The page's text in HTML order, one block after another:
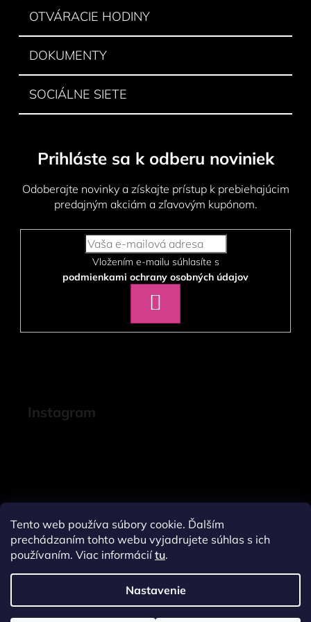
Tento web používa súbory cookie. Ďalším
prechádzaním tohto webu vyjadrujete súhlas s ich
používaním. Viac informáciítu.
Nastavenie
OTVÁRACIE HODINY
DOKUMENTY
SOCIÁLNE SIETE
Prihláste sa k odberu noviniek
Odoberajte novinky a získajte prístup k prebiehajúcim
predajným akciám a zľavovým kupónom.
podmienkami ochrany osobných údajov
SA
Instagram